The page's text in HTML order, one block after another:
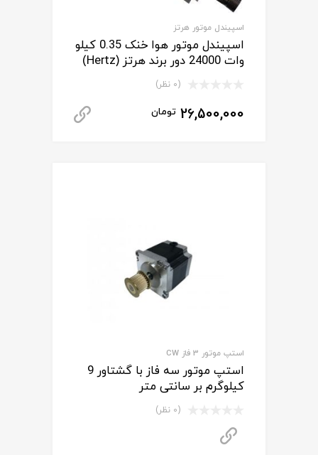
اسپیندل موتور هرتز
اسپیندل موتور هوا خنک 0.35 کیلو
وات 24000 دور برند هرتز (Hertz)
(0 نظر)
26,500,000 تومان
استپ موتور 3 فاز CW
استپ موتور سه فاز با گشتاور 9
کیلوگرم بر سانتی متر
(0 نظر)